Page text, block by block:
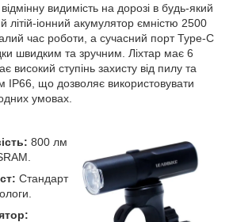
видимість на дорозі в будь-який
літій-іонний акумулятор ємністю 2500
час роботи, а сучасний порт Type-C
швидким та зручним. Ліхтар має 6
високий ступінь захисту від пилу та
IP66, що дозволяє використовувати
умовах.
800 лм
Стандарт